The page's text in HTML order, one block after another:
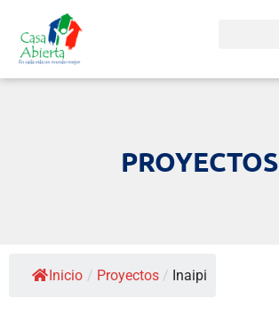
PROYECTOS
Inicio / Proyectos / Inaipi